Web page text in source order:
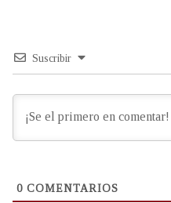
Suscribir
0 COMENTARIOS